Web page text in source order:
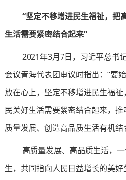
“坚定不移增进民生福祉，把
生活需要紧密结合起来”
2021年3月7日，习近平总书
会议青海代表团审议时指出：“要
放在心上，坚定不移增进民生福
民美好生活需要紧密结合起来，
质量发展、创造高品质生活有机结
高质量发展、高品质生活，
生，共同指向人民日益增长的美好